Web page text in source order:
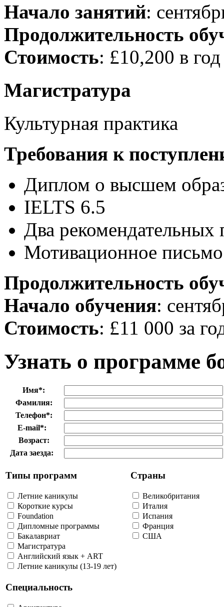
Начало занятий:
Продолжительность
Стоимость: £10,200 в год
Магистратура
Культурная практика
Требования к
Диплом о высшем
IELTS 6.5
Два рекомендательных
Мотивационное письмо
Продолжительность
Начало обучения:
Стоимость: £11 000 за
Узнать о программе
Имя*:
Фамилия:
Телефон*:
E-mail*:
Возраст:
Дата заезда:
Типы программ
Летние каникулы
Короткие курсы
Foundation
Дипломные программы
Бакалавриат
Магистратура
Английский язык + ART
Летние каникулы (13-19 лет)
Страны
Великобритания
Италия
Испания
Франция
США
Специальность